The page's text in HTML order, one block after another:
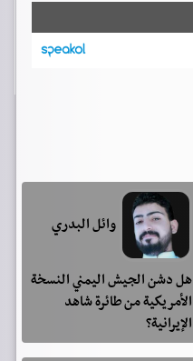
وائل البدري
هل دشن الجيش اليمني النسخة
الأمريكية من طائرة شاهد
الإيرانية؟